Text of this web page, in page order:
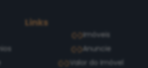
Links
Imóveis
Anuncie
Valor do Imóvel